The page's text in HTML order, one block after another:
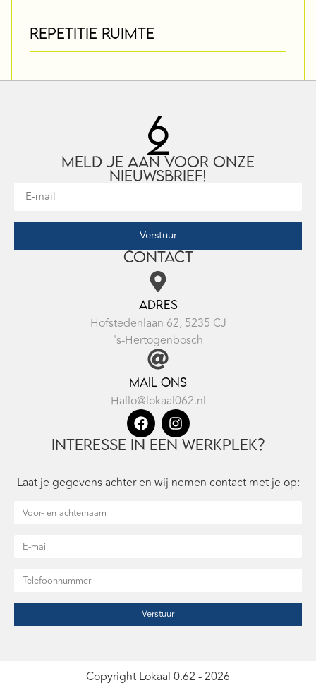
REPETITIE RUIMTE
Meld je aan voor onze
nieuwsbrief!
Verstuur
Contact
Adres
Hofstedenlaan 62, 5235 CJ
's-Hertogenbosch
Mail ons
Hallo@lokaal062.nl
Interesse in een werkplek?
Laat je gegevens achter en wij nemen contact met je op:
Verstuur
Copyright Lokaal 0.62 - 2026